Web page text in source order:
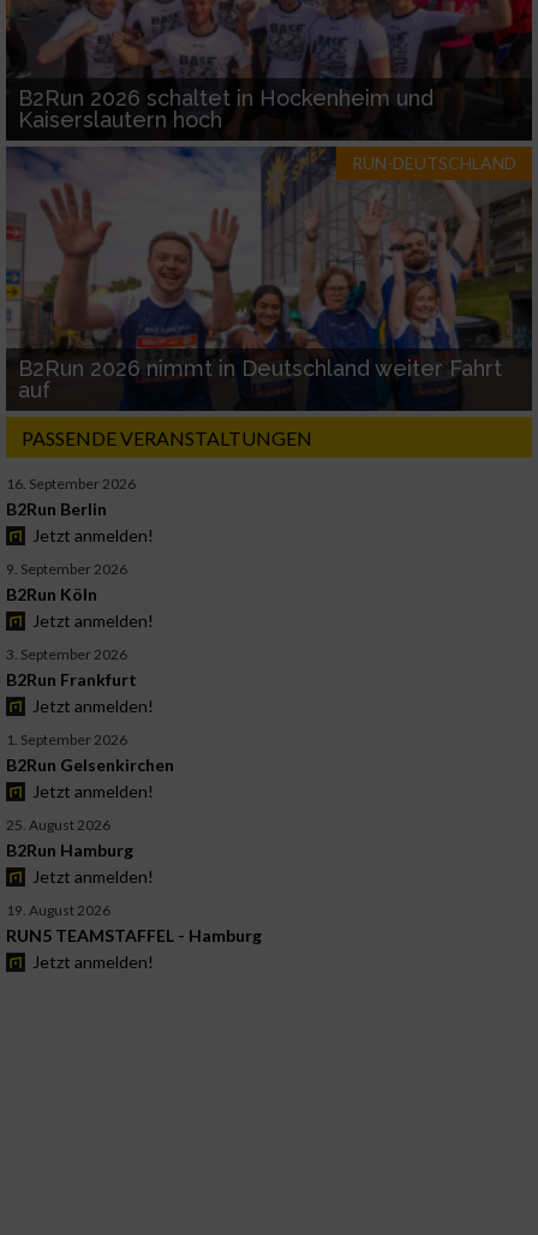
B2Run 2026 schaltet in Hockenheim und
Kaiserslautern hoch
RUN-DEUTSCHLAND
B2Run 2026 nimmt in Deutschland weiter Fahrt
auf
PASSENDE VERANSTALTUNGEN
16. September 2026
B2Run Berlin
Jetzt anmelden!
9. September 2026
B2Run Köln
Jetzt anmelden!
3. September 2026
B2Run Frankfurt
Jetzt anmelden!
1. September 2026
B2Run Gelsenkirchen
Jetzt anmelden!
25. August 2026
B2Run Hamburg
Jetzt anmelden!
19. August 2026
RUN5 TEAMSTAFFEL - Hamburg
Jetzt anmelden!